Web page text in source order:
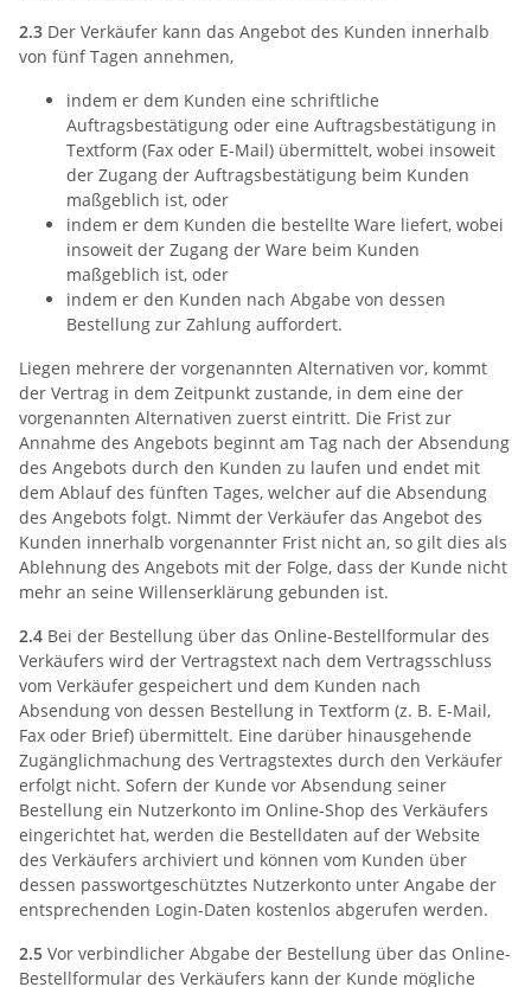
2.3 Der Verkäufer kann das Angebot des Kunden innerhalb
von fünf Tagen annehmen,
indem er dem Kunden eine schriftliche
Auftragsbestätigung oder eine Auftragsbestätigung in
Textform (Fax oder E-Mail) übermittelt, wobei insoweit
der Zugang der Auftragsbestätigung beim Kunden
maßgeblich ist, oder
indem er dem Kunden die bestellte Ware liefert, wobei
insoweit der Zugang der Ware beim Kunden
maßgeblich ist, oder
indem er den Kunden nach Abgabe von dessen
Bestellung zur Zahlung auffordert.
Liegen mehrere der vorgenannten Alternativen vor, kommt
der Vertrag in dem Zeitpunkt zustande, in dem eine der
vorgenannten Alternativen zuerst eintritt. Die Frist zur
Annahme des Angebots beginnt am Tag nach der Absendung
des Angebots durch den Kunden zu laufen und endet mit
dem Ablauf des fünften Tages, welcher auf die Absendung
des Angebots folgt. Nimmt der Verkäufer das Angebot des
Kunden innerhalb vorgenannter Frist nicht an, so gilt dies als
Ablehnung des Angebots mit der Folge, dass der Kunde nicht
mehr an seine Willenserklärung gebunden ist.
2.4 Bei der Bestellung über das Online-Bestellformular des
Verkäufers wird der Vertragstext nach dem Vertragsschluss
vom Verkäufer gespeichert und dem Kunden nach
Absendung von dessen Bestellung in Textform (z. B. E-Mail,
Fax oder Brief) übermittelt. Eine darüber hinausgehende
Zugänglichmachung des Vertragstextes durch den Verkäufer
erfolgt nicht. Sofern der Kunde vor Absendung seiner
Bestellung ein Nutzerkonto im Online-Shop des Verkäufers
eingerichtet hat, werden die Bestelldaten auf der Website
des Verkäufers archiviert und können vom Kunden über
dessen passwortgeschütztes Nutzerkonto unter Angabe der
entsprechenden Login-Daten kostenlos abgerufen werden.
2.5 Vor verbindlicher Abgabe der Bestellung über das Online-
Bestellformular des Verkäufers kann der Kunde mögliche